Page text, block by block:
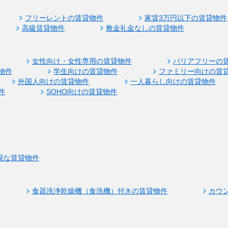
フリーレントの賃貸物件
家賃3万円以下の賃貸物件
高級賃貸物件
敷金礼金なしの賃貸物件
女性向け・女性専用の賃貸物件
バリアフリーの
件
学生向けの賃貸物件
ファミリー向けの賃
外国人向けの賃貸物件
一人暮らし向けの賃貸物件
SOHO向けの賃貸物件
な賃貸物件
食器洗浄乾燥機（食洗機）付きの賃貸物件 カウ